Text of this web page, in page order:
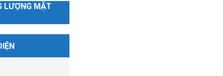
LƯỢNG MẶT